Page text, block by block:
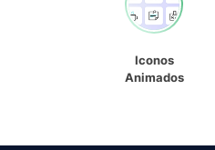
Iconos
Animados